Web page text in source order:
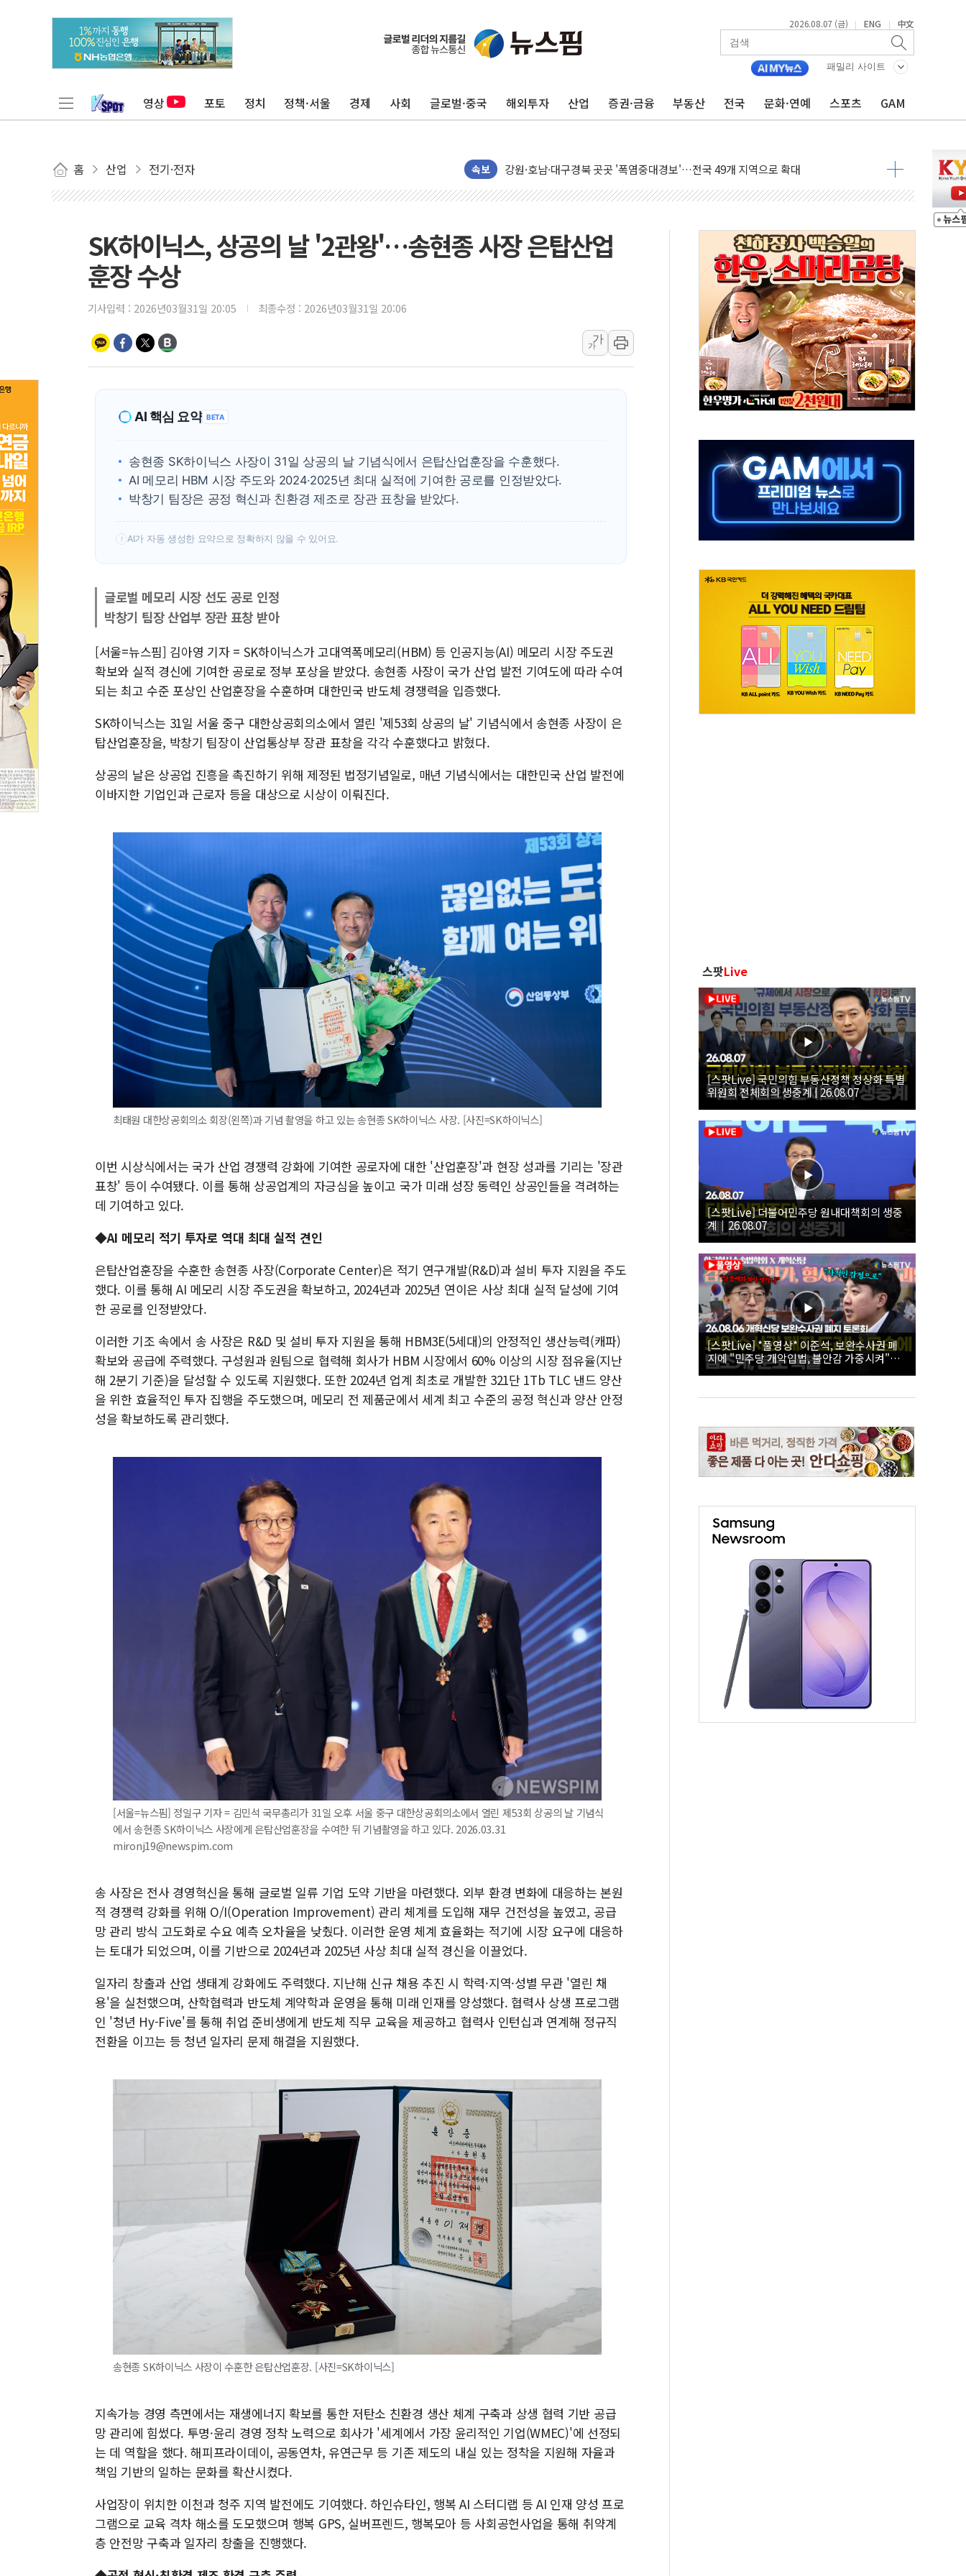
2026.08.07 (금) | ENG | 中文
패밀리 사이트
영상 포토 정치 정책·서울 경제 사회 글로벌·중국 해외투자 산업 증권·금융 부동산 전국 문화·연예 스포츠 GAM
홈 산업 전기·전자 속보
예탁결제원, 비상장주식·조각투자 장외거래 청산결제 인프라 구축 착수
올데이올가닉, 정부 '혁신 프리미어 1000' 선정
삼성증권, 연금저축계좌 ETF·리츠 온라인 거래수수료 우대
신한자산운용, 팔란티어 급등에 'SOL 팔란티어 커버드콜' ETF 주목
서금원, 상반기 미소금융 1600억원 돌파...취약계층 지원 확대
美 민주, 트럼프 측에 200만 달러 건넨 韓기업 조사… "관세 무마용 뇌물 의혹"
예천 실종신고 80대 남성 논둑서 숨진 채 발견
"35초마다 중국과 통신"...美보안기업, 중국제 공유기서 '백도어' 발견
AIA그룹, 12년 연속 MDRT 회원 수 세계 1위…국내 회원 34% 증가
[컨콜] 네이버, 멤버십 연계 배송 혜택 강화...새벽 배송 도입 예정
[컨콜] 네이버 AI탭, 올해 안으로 부동산과 건강까지 영역 확장 예정
[특징주] 포스코퓨처엠, LFP 장기공급 합의에 7%대 급등
HDC랩스, 'BUILD CON SUMMIT 2026' 참가
SK하이닉스, 상공의 날 '2관왕'…송현종 사장 은탑산업
훈장 수상
기사입력 : 2026년03월31일 20:05 최종수정 : 2026년03월31일 20:06
가
가
AI 핵심 요약 BETA
송현종 SK하이닉스 사장이 31일 상공의 날 기념식에서 은탑산업훈장을 수훈했다.
AI 메모리 HBM 시장 주도와 2024·2025년 최대 실적에 기여한 공로를 인정받았다.
박창기 팀장은 공정 혁신과 친환경 제조로 장관 표창을 받았다.
! AI가 자동 생성한 요약으로 정확하지 않을 수 있어요.
글로벌 메모리 시장 선도 공로 인정
박창기 팀장 산업부 장관 표창 받아
[서울=뉴스핌] 김아영 기자 = SK하이닉스가 고대역폭메모리(HBM) 등 인공지능(AI) 메모리 시장 주도권
확보와 실적 경신에 기여한 공로로 정부 포상을 받았다. 송현종 사장이 국가 산업 발전 기여도에 따라 수여
되는 최고 수준 포상인 산업훈장을 수훈하며 대한민국 반도체 경쟁력을 입증했다.
SK하이닉스는 31일 서울 중구 대한상공회의소에서 열린 '제53회 상공의 날' 기념식에서 송현종 사장이 은
탑산업훈장을, 박창기 팀장이 산업통상부 장관 표창을 각각 수훈했다고 밝혔다.
상공의 날은 상공업 진흥을 촉진하기 위해 제정된 법정기념일로, 매년 기념식에서는 대한민국 산업 발전에
이바지한 기업인과 근로자 등을 대상으로 시상이 이뤄진다.
최태원 대한상공회의소 회장(왼쪽)과 기념 촬영을 하고 있는 송현종 SK하이닉스 사장. [사진=SK하이닉스]
이번 시상식에서는 국가 산업 경쟁력 강화에 기여한 공로자에 대한 '산업훈장'과 현장 성과를 기리는 '장관
표창' 등이 수여됐다. 이를 통해 상공업계의 자긍심을 높이고 국가 미래 성장 동력인 상공인들을 격려하는
데 기여하고 있다.
◆AI 메모리 적기 투자로 역대 최대 실적 견인
은탑산업훈장을 수훈한 송현종 사장(Corporate Center)은 적기 연구개발(R&D)과 설비 투자 지원을 주도
했다. 이를 통해 AI 메모리 시장 주도권을 확보하고, 2024년과 2025년 연이은 사상 최대 실적 달성에 기여
한 공로를 인정받았다.
이러한 기조 속에서 송 사장은 R&D 및 설비 투자 지원을 통해 HBM3E(5세대)의 안정적인 생산능력(캐파)
확보와 공급에 주력했다. 구성원과 원팀으로 협력해 회사가 HBM 시장에서 60% 이상의 시장 점유율(지난
해 2분기 기준)을 달성할 수 있도록 지원했다. 또한 2024년 업계 최초로 개발한 321단 1Tb TLC 낸드 양산
을 위한 효율적인 투자 집행을 주도했으며, 메모리 전 제품군에서 세계 최고 수준의 공정 혁신과 양산 안정
성을 확보하도록 관리했다.
[서울=뉴스핌] 정일구 기자 = 김민석 국무총리가 31일 오후 서울 중구 대한상공회의소에서 열린 제53회 상공의 날 기념식
에서 송현종 SK하이닉스 사장에게 은탑산업훈장을 수여한 뒤 기념촬영을 하고 있다. 2026.03.31
mironj19@newspim.com
송 사장은 전사 경영혁신을 통해 글로벌 일류 기업 도약 기반을 마련했다. 외부 환경 변화에 대응하는 본원
적 경쟁력 강화를 위해 O/I(Operation Improvement) 관리 체계를 도입해 재무 건전성을 높였고, 공급
망 관리 방식 고도화로 수요 예측 오차율을 낮췄다. 이러한 운영 체계 효율화는 적기에 시장 요구에 대응하
는 토대가 되었으며, 이를 기반으로 2024년과 2025년 사상 최대 실적 경신을 이끌었다.
일자리 창출과 산업 생태계 강화에도 주력했다. 지난해 신규 채용 추진 시 학력·지역·성별 무관 '열린 채
용'을 실천했으며, 산학협력과 반도체 계약학과 운영을 통해 미래 인재를 양성했다. 협력사 상생 프로그램
인 '청년 Hy-Five'를 통해 취업 준비생에게 반도체 직무 교육을 제공하고 협력사 인턴십과 연계해 정규직
전환을 이끄는 등 청년 일자리 문제 해결을 지원했다.
송현종 SK하이닉스 사장이 수훈한 은탑산업훈장. [사진=SK하이닉스]
지속가능 경영 측면에서는 재생에너지 확보를 통한 저탄소 친환경 생산 체계 구축과 상생 협력 기반 공급
망 관리에 힘썼다. 투명·윤리 경영 정착 노력으로 회사가 '세계에서 가장 윤리적인 기업(WMEC)'에 선정되
는 데 역할을 했다. 해피프라이데이, 공동연차, 유연근무 등 기존 제도의 내실 있는 정착을 지원해 자율과
책임 기반의 일하는 문화를 확산시켰다.
사업장이 위치한 이천과 청주 지역 발전에도 기여했다. 하인슈타인, 행복 AI 스터디랩 등 AI 인재 양성 프로
그램으로 교육 격차 해소를 도모했으며 행복 GPS, 실버프렌드, 행복모아 등 사회공헌사업을 통해 취약계
층 안전망 구축과 일자리 창출을 진행했다.
스팟Live
[스팟Live] 국민의힘 부동산정책 정상화 특별
위원회 전체회의 생중계 | 26.08.07
[스팟Live] 더불어민주당 원내대책회의 생중
계｜26.08.07
[스팟Live] *풀영상* 이준석, 보완수사권 폐
지에 "민주당 개악입법, 불안감 가중시켜"｜
26.08.06 개혁신당 보완수사권 폐지 토론회